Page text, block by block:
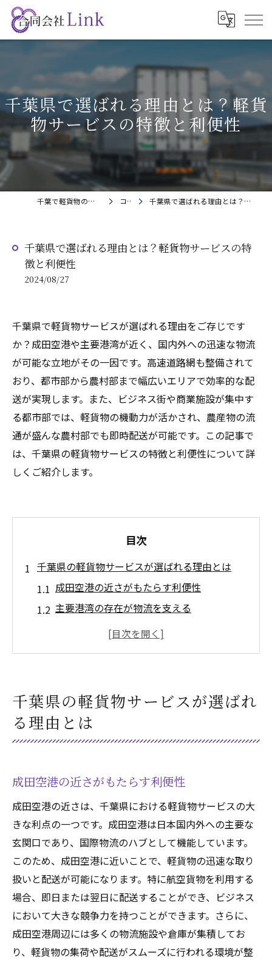
千葉県で選ばれる理由とは？軽貨
物サービスの特徴と利便性
千葉で軽貨物の求人なら合同会社Link コラム 千葉県で選ばれる理由とは？軽貨物サービスの特徴と利便性
千葉県で選ばれる理由とは？軽貨物サービスの特
徴と利便性
2024/08/27
千葉県で軽貨物サービスが選ばれる理由をご存じです
か？成田空港や主要港湾が近く、国内外への迅速な物流
が可能な立地がその一因です。高速道路網も整備されて
おり、都市部から農村部まで幅広いエリアで効率的な配
送が実現します。また、ビジネス街や商業施設が集中す
る都市部では、軽貨物の機動力が活かされ、農産物の流
通が盛んな農村部でも即時配送が可能です。この記事で
は、千葉県の軽貨物サービスの特徴と利便性について詳
しくご紹介します。
目次
千葉県の軽貨物サービスが選ばれる理由とは
成田空港の近さがもたらす利便性
主要港湾の存在が物流を支える
高速道路網の充実が配送効率を向上
地域経済への貢献が評価される
成田空港近接！千葉県の軽貨物サービスが持つ
圧倒的な利便性
空港周辺の物流ハブとしての役割
航空便とのスムーズな連携
国際貿易の支援としての重要性
空港近隣企業の物流パートナー
高速道路網が整備された千葉県での軽貨物配送
の魅力
主要都市間のアクセスが便利
時間短縮でコスト削減
道路ネットワークの強みを活かす
千葉県の軽貨物サービスが選ばれ
る理由とは
成田空港の近さがもたらす利便性
成田空港の近さは、千葉県における軽貨物サービスの大
きな利点の一つです。成田空港は日本国内外への主要な
玄関口であり、国際物流のハブとして機能しています。
このため、成田空港に近いことで、軽貨物の迅速な取り
扱いと配送が可能になります。特に航空貨物を利用する
場合、即日または翌日に配送することができ、ビジネス
において大きな競争力を持つことができます。さらに、
成田空港周辺には多くの物流施設や倉庫が集積してお
り、軽貨物の集荷や配送がスムーズに行われる環境が整